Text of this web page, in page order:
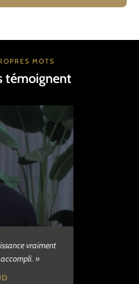
MOTS
témoignent
vraiment
»